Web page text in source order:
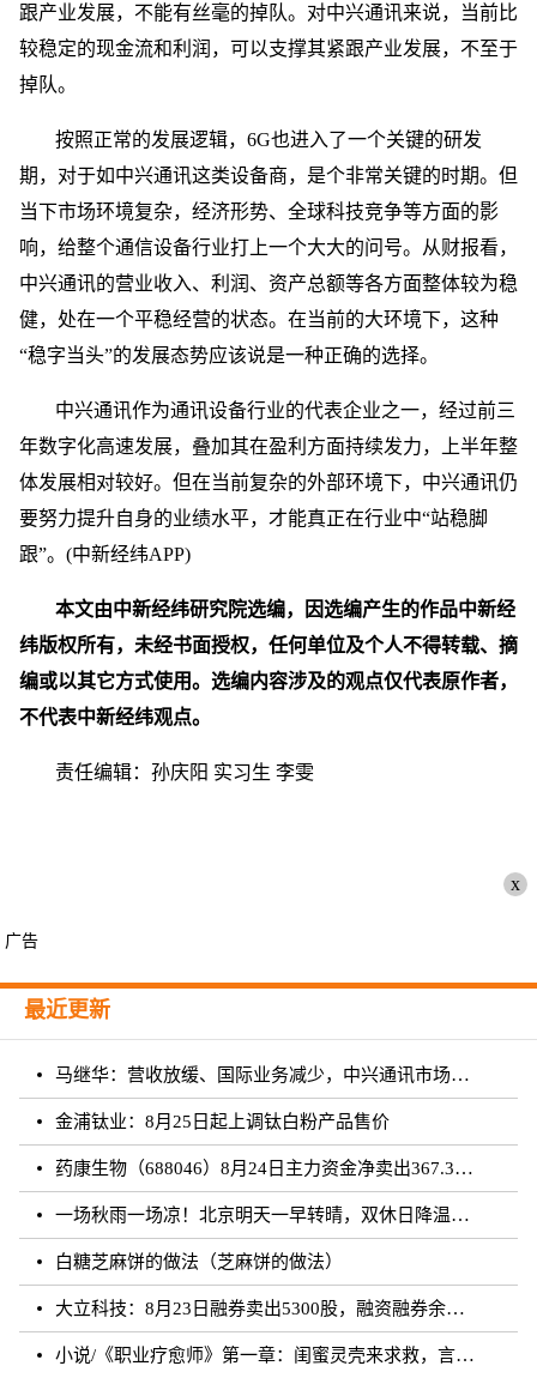
跟产业发展，不能有丝毫的掉队。对中兴通讯来说，当前比
较稳定的现金流和利润，可以支撑其紧跟产业发展，不至于
掉队。
按照正常的发展逻辑，6G也进入了一个关键的研发
期，对于如中兴通讯这类设备商，是个非常关键的时期。但
当下市场环境复杂，经济形势、全球科技竞争等方面的影
响，给整个通信设备行业打上一个大大的问号。从财报看，
中兴通讯的营业收入、利润、资产总额等各方面整体较为稳
健，处在一个平稳经营的状态。在当前的大环境下，这种
“稳字当头”的发展态势应该说是一种正确的选择。
中兴通讯作为通讯设备行业的代表企业之一，经过前三
年数字化高速发展，叠加其在盈利方面持续发力，上半年整
体发展相对较好。但在当前复杂的外部环境下，中兴通讯仍
要努力提升自身的业绩水平，才能真正在行业中“站稳脚
跟”。(中新经纬APP)
本文由中新经纬研究院选编，因选编产生的作品中新经
纬版权所有，未经书面授权，任何单位及个人不得转载、摘
编或以其它方式使用。选编内容涉及的观点仅代表原作者，
不代表中新经纬观点。
责任编辑：孙庆阳 实习生 李雯
x
广告
最近更新
马继华：营收放缓、国际业务减少，中兴通讯市场重心向国内靠拢？
金浦钛业：8月25日起上调钛白粉产品售价
药康生物（688046）8月24日主力资金净卖出367.31万元
一场秋雨一场凉！北京明天一早转晴，双休日降温雨再来
白糖芝麻饼的做法（芝麻饼的做法）
大立科技：8月23日融券卖出5300股，融资融券余额7.64亿元
小说/《职业疗愈师》第一章：闺蜜灵壳来求救，言闻雨对付暗灵